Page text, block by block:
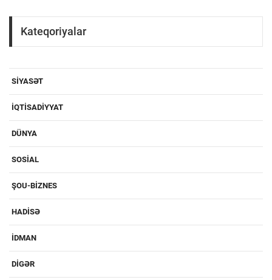
Kateqoriyalar
SIYASƏT
IQTISADIYYAT
DÜNYA
SOSIAL
ŞOU-BIZNES
HADISƏ
IDMAN
DIGƏR